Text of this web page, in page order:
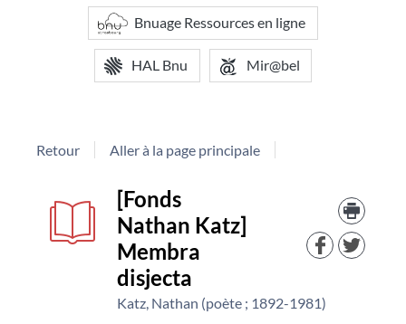
Bnuage Ressources en ligne
HAL Bnu Mir@bel
Retour Aller à la page principale
Détail
document
[Fonds
Nathan Katz]
Membra
disjecta
Katz, Nathan (poète ; 1892-1981)